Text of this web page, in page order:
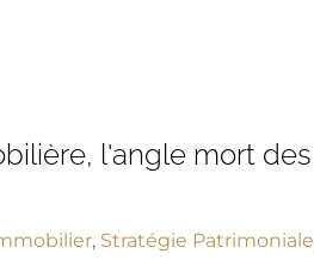
l'angle mort des
, Stratégie Patrimoniale